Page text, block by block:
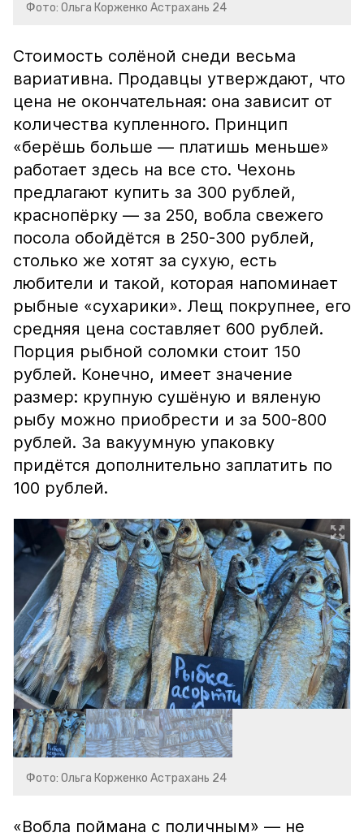
Фото: Ольга Корженко Астрахань 24
Стоимость солёной снеди весьма
вариативна. Продавцы утверждают, что
цена не окончательная: она зависит от
количества купленного. Принцип
«берёшь больше — платишь меньше»
работает здесь на все сто. Чехонь
предлагают купить за 300 рублей,
краснопёрку — за 250, вобла свежего
посола обойдётся в 250-300 рублей,
столько же хотят за сухую, есть
любители и такой, которая напоминает
рыбные «сухарики». Лещ покрупнее, его
средняя цена составляет 600 рублей.
Порция рыбной соломки стоит 150
рублей. Конечно, имеет значение
размер: крупную сушёную и вяленую
рыбу можно приобрести и за 500-800
рублей. За вакуумную упаковку
придётся дополнительно заплатить по
100 рублей.
Фото: Ольга Корженко Астрахань 24
«Вобла поймана с поличным» — не